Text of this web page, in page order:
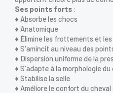
Ses points forts :
♦ Absorbe les chocs
♦ Anatomique
♦ Élimine les frottements et
♦ S'amincit au niveau des
♦ Dispersion uniforme de la
♦ S'adapte à la morphologie du
♦ Stabilise la selle
♦ Améliore le confort du cheval